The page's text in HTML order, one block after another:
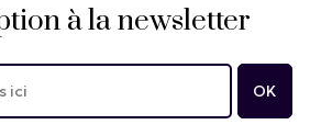
à la newsletter